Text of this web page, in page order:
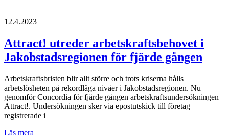
12.4.2023
Attract! utreder arbetskraftsbehovet i
Jakobstadsregionen för fjärde gången
Arbetskraftsbristen blir allt större och trots kriserna hålls
arbetslösheten på rekordlåga nivåer i Jakobstadsregionen. Nu
genomför Concordia för fjärde gången arbetskraftsundersökningen
Attract!. Undersökningen sker via epostutskick till företag
registrerade i
Läs mera